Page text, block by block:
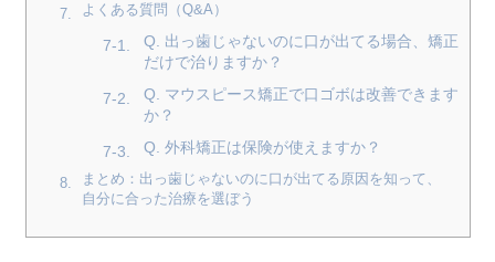
よくある質問（Q&A）
Q. 出っ歯じゃないのに口が出てる場合、矯正
だけで治りますか？
Q. マウスピース矯正で口ゴボは改善できます
か？
Q. 外科矯正は保険が使えますか？
まとめ：出っ歯じゃないのに口が出てる原因を知って、
自分に合った治療を選ぼう